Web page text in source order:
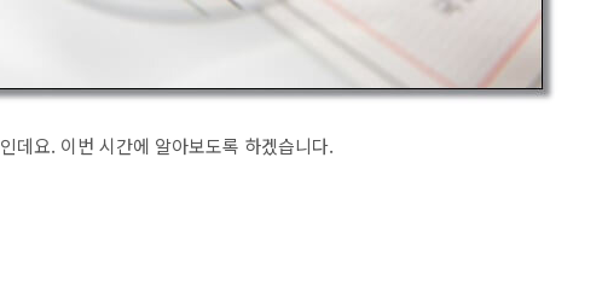
인데요. 이번 시간에 알아보도록 하겠습니다.